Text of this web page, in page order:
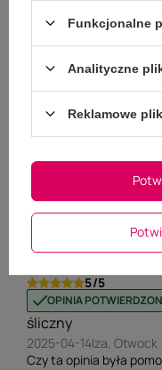
futrem -
5.00
Liczba wystawionych
Pokaż tylko
4
1
Kliknij w ocenę aby
5/5
OPINIA
śliczny
2025-04-14Iza, Otwock
Czy ta opinia była
Funkcjonalne
Analityczne
Reklamowe